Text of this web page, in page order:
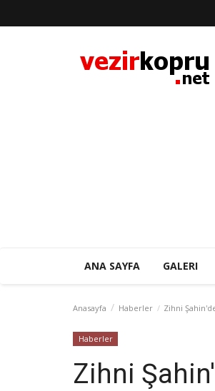
ANA SAYFA GALERI
Anasayfa Haberler Zihni
Haberler
Zihni